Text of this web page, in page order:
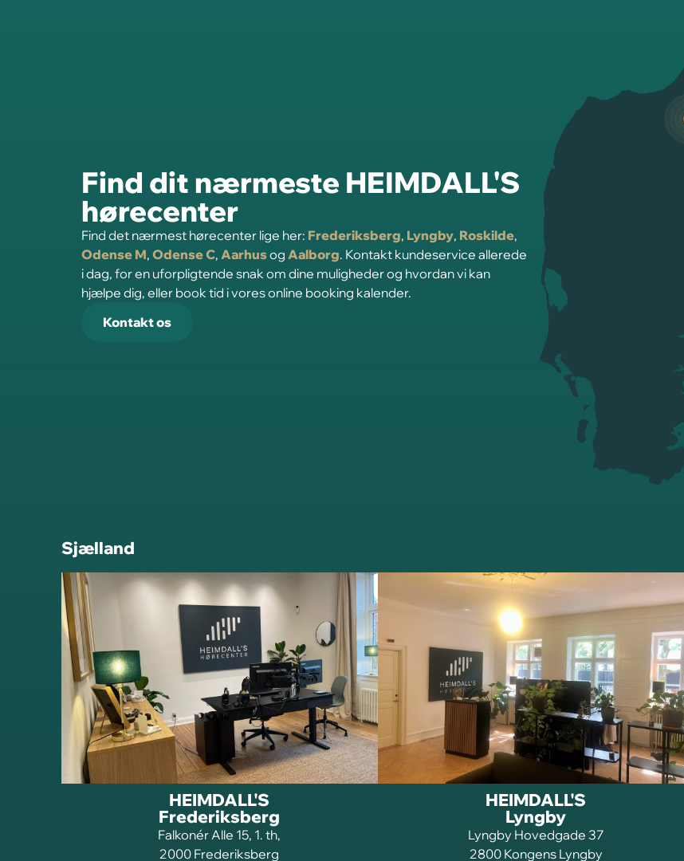
Find dit nærmeste HEIMDALL'S
hørecenter
Find det nærmest hørecenter lige her: Frederiksberg, Lyngby, Roskilde,
Odense M, Odense C, Aarhusog Aalborg. Kontakt kundeservice allerede
i dag, for en uforpligtende snak om dine muligheder og hvordan vi kan
hjælpe dig, eller book tid i vores online booking kalender.
Kontakt os
Sjælland
HEIMDALL'S
Frederiksberg
Falkonér Alle 15, 1. th,
2000 Frederiksberg
HEIMDALL'S
Lyngby
Lyngby Hovedgade 37
2800 Kongens Lyngby